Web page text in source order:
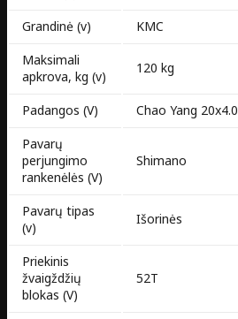
Grandinė (v)
KMC
Maksimali
apkrova, kg (v)
120 kg
Padangos (V)
Chao Yang 20x4.0
Pavarų
perjungimo
rankenėlės (V)
Shimano
Pavarų tipas
(v)
Išorinės
Priekinis
žvaigždžių
blokas (V)
52T